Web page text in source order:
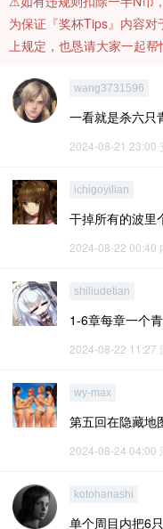
为保证『奖杯Tips』内容
上规定，也恳请大家一起帮
wang3731596
一看就是杀六只
2024-08-21 23:00
ichigoyilian
干掉所有的波里
2024-08-22 00:40
shiliudetian
1-6章每章一个
2024-08-22 11:27
wy-max
第五回在隐藏地
2024-08-24 04:00
kotohanashi
单个周目内把6